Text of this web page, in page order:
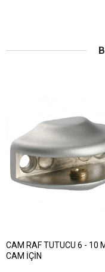
CAM RAF TUTUCU 6 - 10
CAM İÇİN